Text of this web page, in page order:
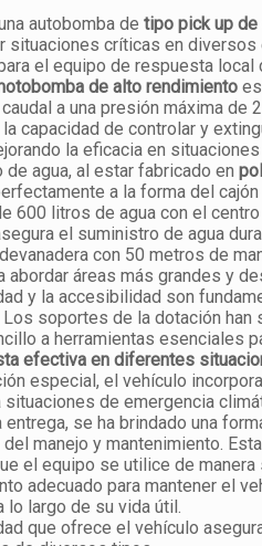
autobomba de tipo pick up
situaciones críticas en
el equipo de respuesta local
de alto rendimiento
a una presión máxima de
capacidad de controlar y
la eficacia en
agua, al estar fabricado en
a la forma del
600 litros de agua con el
el suministro de agua
con 50 metros de
abordar áreas más grandes y
y la accesibilidad son
Los soportes de la dotación
a herramientas esenciales
efectiva en diferentes
especial, el vehículo
de emergencia
entrega, se ha brindado una
manejo y mantenimiento.
el equipo se utilice de
adecuado para mantener el
lo largo de su vida útil.
que ofrece el vehículo